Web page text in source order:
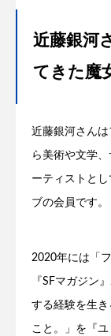
近藤銀河
てきた魔
近藤銀河さん
ら美術や文学
ーティストと
ブの会員です。
2020年には「
『SFマガジン
する経験を生
こと。」を『